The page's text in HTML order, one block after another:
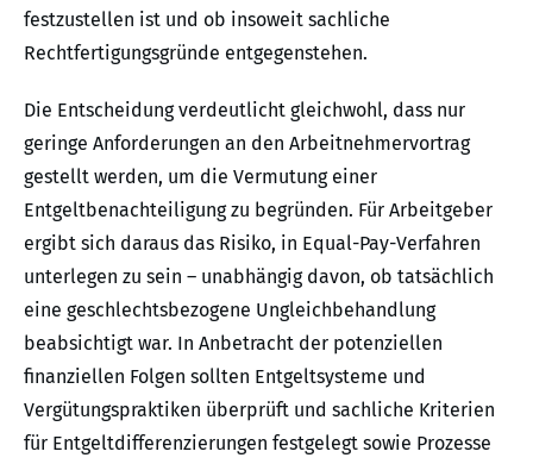
festzustellen ist und ob insoweit sachliche
Rechtfertigungsgründe entgegenstehen.
Die Entscheidung verdeutlicht gleichwohl, dass nur
geringe Anforderungen an den Arbeitnehmervortrag
gestellt werden, um die Vermutung einer
Entgeltbenachteiligung zu begründen. Für Arbeitgeber
ergibt sich daraus das Risiko, in Equal-Pay-Verfahren
unterlegen zu sein – unabhängig davon, ob tatsächlich
eine geschlechtsbezogene Ungleichbehandlung
beabsichtigt war. In Anbetracht der potenziellen
finanziellen Folgen sollten Entgeltsysteme und
Vergütungspraktiken überprüft und sachliche Kriterien
für Entgeltdifferenzierungen festgelegt sowie Prozesse